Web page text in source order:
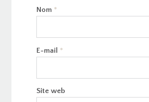
Nom *
E-mail *
Site web